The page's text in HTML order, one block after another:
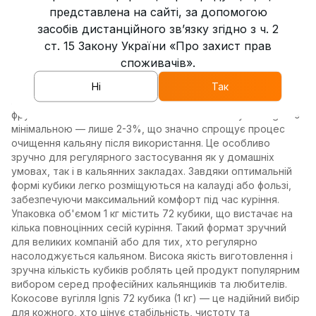
протягом тривалого часу. Однією з ключових переваг
цього вугілля є його тривале горіння, що дозволяє
повністю розкрити аромат і смак тютюну. Кожен кубик
має оптимальний розмір для забезпечення стабільного та
ефективного нагрівання. Вугілля Ignis не виділяє сторонніх
запахів чи смаків, тому не спотворює смакових
характеристик тютюну, навіть якщо це тонкий мікс із
фруктовими чи м'ятними нотками. Зольність вугілля Ignis є
мінімальною — лише 2-3%, що значно спрощує процес
очищення кальяну після використання. Це особливо
зручно для регулярного застосування як у домашніх
умовах, так і в кальянних закладах. Завдяки оптимальній
формі кубики легко розміщуються на калауді або фользі,
забезпечуючи максимальний комфорт під час куріння.
Упаковка об'ємом 1 кг містить 72 кубики, що вистачає на
кілька повноцінних сесій куріння. Такий формат зручний
для великих компаній або для тих, хто регулярно
насолоджується кальяном. Висока якість виготовлення і
зручна кількість кубиків роблять цей продукт популярним
вибором серед професійних кальянщиків та любителів.
Кокосове вугілля Ignis 72 кубика (1 кг) — це надійний вибір
для кожного, хто цінує стабільність, чистоту та
представлена на сайті, за допомогою
засобів дистанційного зв’язку згідно з ч. 2
ст. 15 Закону України «Про захист прав
споживачів».
Ні Так